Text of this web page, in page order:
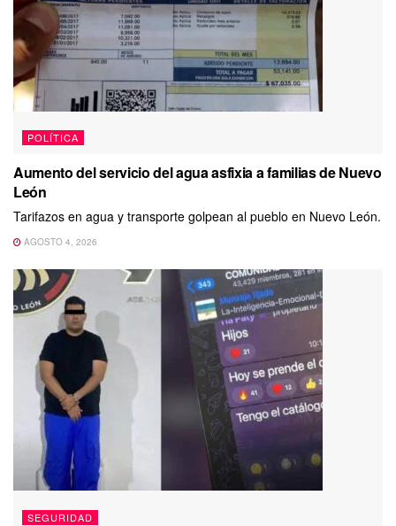
POLÍTICA
Aumento del servicio del agua asfixia a familias de Nuevo
León
Tarifazos en agua y transporte golpean al pueblo en Nuevo León.
AGOSTO 4, 2026
SEGURIDAD